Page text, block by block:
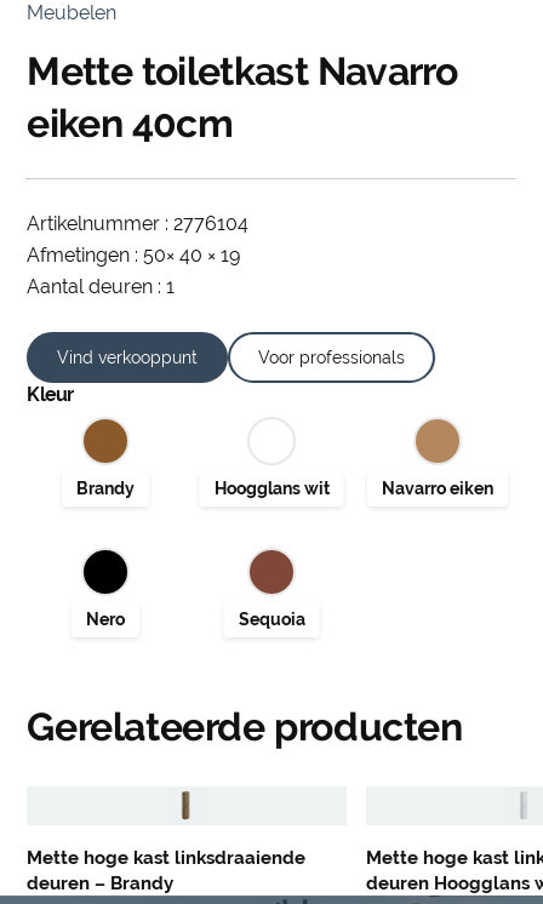
Meubelen
Mette toiletkast Navarro
eiken 40cm
Artikelnummer : 2776104
Afmetingen : 50× 40 × 19
Aantal deuren : 1
Vind verkooppunt Voor professionals
Kleur
Gerelateerde producten
Mette hoge kast linksdraaiende
deuren – Brandy
Mette hoge kast
deuren Hoogglans